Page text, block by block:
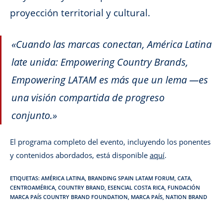
proyección territorial y cultural.
«Cuando las marcas conectan, América Latina
late unida: Empowering Country Brands,
Empowering LATAM es más que un lema —es
una visión compartida de progreso
conjunto.»
El programa completo del evento, incluyendo los ponentes
y contenidos abordados, está disponible aquí.
ETIQUETAS: AMÉRICA LATINA BRANDING SPAIN LATAM FORUM CATA
CENTROAMÉRICA COUNTRY BRAND ESENCIAL COSTA RICA FUNDACIÓN
MARCA PAÍS COUNTRY BRAND FOUNDATION MARCA PAÍS NATION BRAND